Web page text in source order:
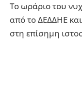
Το ωράριο του
από το ΔΕΔΔΗΕ
στη επίσημη